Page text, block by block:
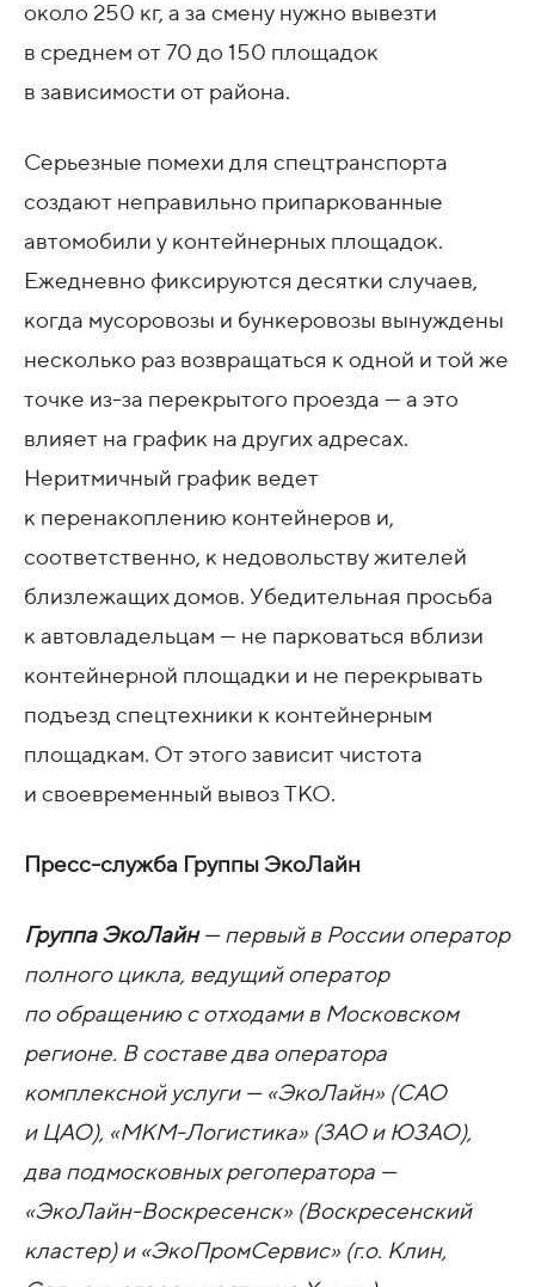
около 250 кг, а за смену нужно вывезти
в среднем от 70 до 150 площадок
в зависимости от района.
Серьезные помехи для спецтранспорта
создают неправильно припаркованные
автомобили у контейнерных площадок.
Ежедневно фиксируются десятки случаев,
когда мусоровозы и бункеровозы вынуждены
несколько раз возвращаться к одной и той же
точке из-за перекрытого проезда — а это
влияет на график на других адресах.
Неритмичный график ведет
к перенакоплению контейнеров и,
соответственно, к недовольству жителей
близлежащих домов. Убедительная просьба
к автовладельцам — не парковаться вблизи
контейнерной площадки и не перекрывать
подъезд спецтехники к контейнерным
площадкам. От этого зависит чистота
и своевременный вывоз ТКО.
Пресс-служба Группы ЭкоЛайн
Группа ЭкоЛайн — первый в России оператор
полного цикла, ведущий оператор
по обращению с отходами в Московском
регионе. В составе два оператора
комплексной услуги — «ЭкоЛайн» (САО
и ЦАО), «МКМ-Логистика» (ЗАО и ЮЗАО),
два подмосковных регоператора —
«ЭкоЛайн-Воскресенск» (Воскресенский
кластер) и «ЭкоПромСервис» (г.о. Клин,